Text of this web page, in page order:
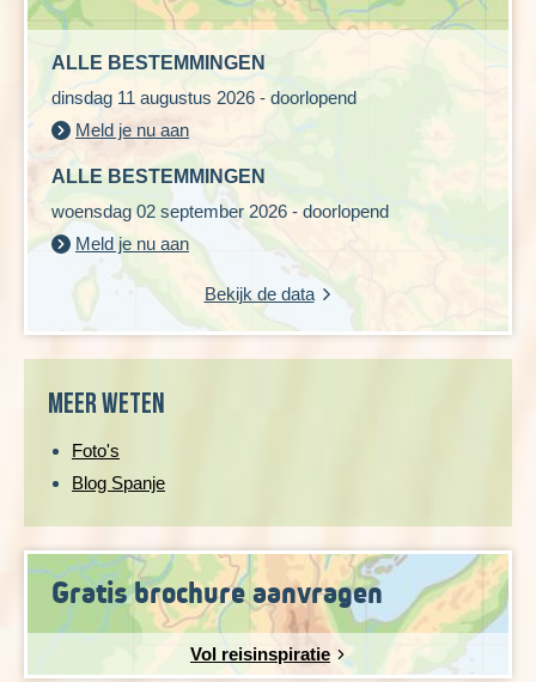
ALLE BESTEMMINGEN
dinsdag 11 augustus 2026 - doorlopend
Meld je nu aan
ALLE BESTEMMINGEN
woensdag 02 september 2026 - doorlopend
Meld je nu aan
Bekijk de data
Meer weten
Foto's
Blog Spanje
Gratis brochure aanvragen
Vol reisinspiratie